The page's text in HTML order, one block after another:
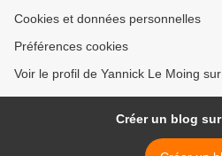
Cookies et données personnelles
Préférences cookies
Voir le profil de Yannick Le Moing
Créer un blog